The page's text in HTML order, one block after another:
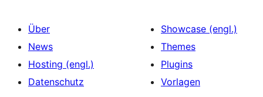
Über
News
Hosting (engl.)
Datenschutz
Showcase (engl.)
Themes
Plugins
Vorlagen